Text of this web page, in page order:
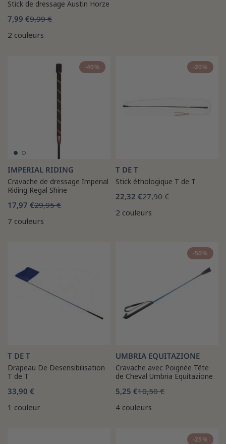
Stick de dressage Austin Horze
7,99 €9,99 €
2 couleurs
-40%
IMPERIAL RIDING
Cravache de dressage Imperial
Riding Regal Shine
17,97 €29,95 €
7 couleurs
-20%
T DE T
Stick éthologique T de T
22,32 €27,90 €
2 couleurs
T DE T
Drapeau De Desensibilisation
T de T
33,90 €
1 couleur
-50%
UMBRIA EQUITAZIONE
Cravache avec Poignée Tête
de Cheval Umbria Equitazione
5,25 €10,50 €
4 couleurs
-25%